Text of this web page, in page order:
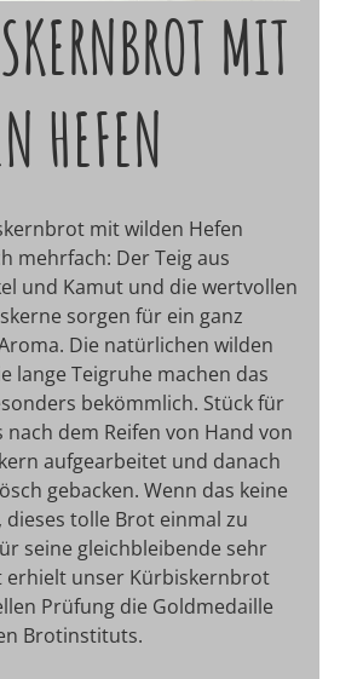
MIT
HEFEN
mit wilden Hefen
mehrfach: Der Teig aus
und Kamut und die wertvollen
sorgen für ein ganz
Die natürlichen wilden
lange Teigruhe machen das
bekömmlich. Stück für
nach dem Reifen von Hand von
aufgearbeitet und danach
gebacken. Wenn das keine
dieses tolle Brot einmal zu
seine gleichbleibende sehr
erhielt unser Kürbiskernbrot
Prüfung die Goldmedaille
Brotinstituts.